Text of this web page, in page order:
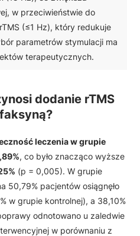
w przeciwieństwie do
(≤1 Hz), który redukuje
parametrów stymulacji ma
terapeutycznych.
dodanie rTMS
leczenia w grupie
, co było znacząco wyższe
(p = 0,005). W grupie
50,79% pacjentów osiągnęło
w grupie kontrolnej), a 38,10%
odnotowano u zaledwie
w porównaniu z